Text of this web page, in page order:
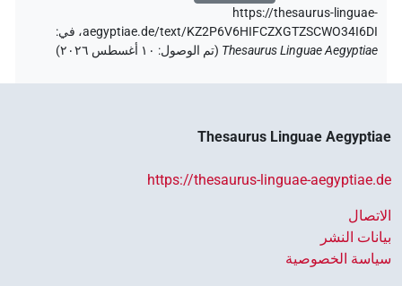
https://thesaurus-linguae-
aegyptiae.de/text/KZ2P6V6HIFCZXGTZSCWO34I6DI، في:
Thesaurus Linguae Aegyptiae
(تم الوصول: ١٠ أغسطس ٢٠٢٦ )
Thesaurus Linguae Aegyptiae
https://thesaurus-linguae-aegyptiae.de
الاتصال
بيانات النشر
سياسة الخصوصية